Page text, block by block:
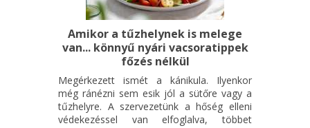
Amikor a tűzhelynek is melege
van... könnyű nyári vacsoratippek
főzés nélkül
Megérkezett ismét a kánikula. Ilyenkor
még ránézni sem esik jól a sütőre vagy a
tűzhelyre. A szervezetünk a hőség elleni
védekezéssel van elfoglalva, többet